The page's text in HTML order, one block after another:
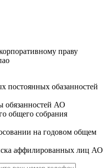
праву
постоянных обазанностей
обязанностей АО
общего собрания
на годовом общем
аффилированных лиц АО